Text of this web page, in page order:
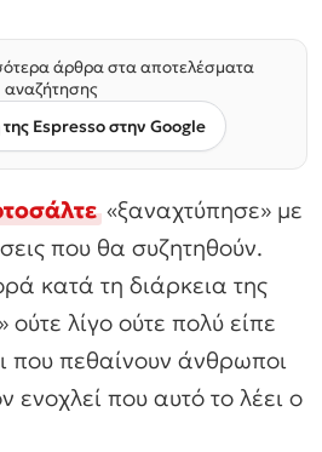
άρθρα στα αποτελέσματα
αναζήτησης
Espresso στην Google
«ξαναχτύπησε» με
που θα συζητηθούν.
κατά τη διάρκεια της
λίγο ούτε πολύ είπε
που πεθαίνουν άνθρωποι
που αυτό το λέει ο